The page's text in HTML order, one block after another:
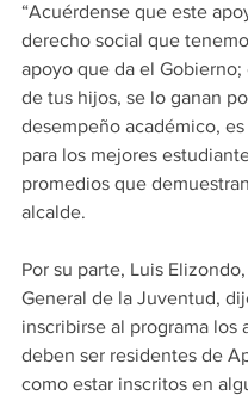
“Acuérdense que este
derecho social que
apoyo que da el Gobierno;
de tus hijos, se lo ganan
desempeño académico,
para los mejores
promedios que
alcalde.
Por su parte, Luis
General de la Juventud,
inscribirse al programa los
deben ser residentes de
como estar inscritos en